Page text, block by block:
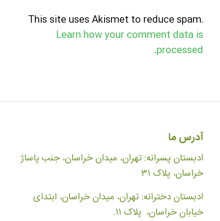
This site uses Akismet to reduce spam.
Learn how your comment data is
processed
.
آدرس ما
ادبستان پسرانه: تهران، میدان خراسان، جنب پاساژ
خراسان، پلاک ۳۱
ادبستان دخترانه: تهران، میدان خراسان، ابتدای
خیابان خراسان، پلاک ۱۱.